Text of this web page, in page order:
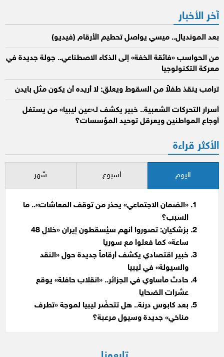
آخر الأخبار
بعد المونديال.. ميسي يواصل تحطيم الأرقام (فيديو)
من الحواسب «فائقة الخفة» إلى الذكاء الاصطناعي.. جولة جديدة في
معركة التكنولوجيا
ترامب ينقذ طفلاً من السقوط ويعلق: لا أريده أن يكون مثل بايدن
أسرار التحركات الشعبية.. خبير يكشف لـ«عين ليبيا» من يستغل
أوجاع المواطنين ويعرقل توحيد المؤسسات؟
الأكثر قراءة
اليوم أسبوع شهر
«الضمان الاجتماعي» يحذر من توقف المعاشات».. ما
السبب؟
بزشكيان: تصوروا أنهم سيُسقطون إيران «خلال 48
ساعة» كما فعلوا مع سوريا
خبير اقتصادي يكشف أرقاماً جديدة حول «النقد
والسيولة» في ليبيا
حادث مأساوي في الجزائر.. «انقلاب حافلة» يوقع
عشرات الضحايا
بعد كابوس درنة.. هل تتحضّر ليبيا لموجة «تطرف
مناخي» جديدة وسيول مرعبة؟